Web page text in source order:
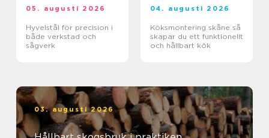
05. augusti 2026
Hyvelstål för precision i
både verkstad och
sågverk
04. augusti 2026
Köksmontering skåne så
skapar du ett funktionellt
och hållbart kök
03. augusti 2026